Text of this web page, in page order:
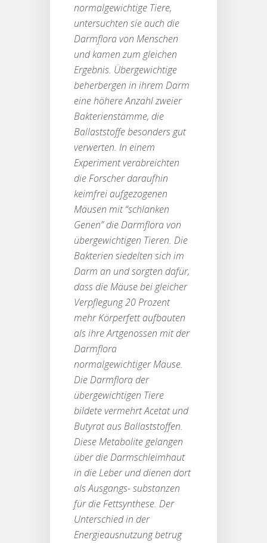
normalgewichtige Tiere,
untersuchten sie auch die
Darmflora von Menschen
und kamen zum gleichen
Ergebnis. Übergewichtige
beherbergen in ihrem Darm
eine höhere Anzahl zweier
Bakterienstämme, die
Ballaststoffe besonders gut
verwerten. In einem
Experiment verabreichten
die Forscher daraufhin
keimfrei aufgezogenen
Mäusen mit “schlanken
Genen” die Darmflora von
übergewichtigen Tieren. Die
Bakterien siedelten sich im
Darm an und sorgten dafür,
dass die Mäuse bei gleicher
Verpflegung 20 Prozent
mehr Körperfett aufbauten
als ihre Artgenossen mit der
Darmflora
normalgewichtiger Mäuse.
Die Darmflora der
übergewichtigen Tiere
bildete vermehrt Acetat und
Butyrat aus Ballaststoffen.
Diese Metabolite gelangen
über die Darmschleimhaut
in die Leber und dienen dort
als Ausgangs- substanzen
für die Fettsynthese. Der
Unterschied in der
Energieausnutzung betrug